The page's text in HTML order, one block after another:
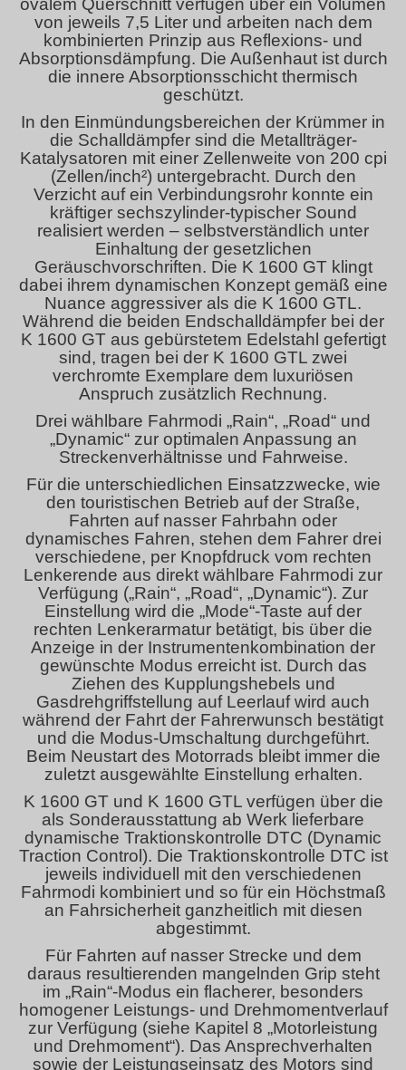
ovalem Querschnitt verfügen über ein Volumen
von jeweils 7,5 Liter und arbeiten nach dem
kombinierten Prinzip aus Reflexions- und
Absorptionsdämpfung. Die Außenhaut ist durch
die innere Absorptionsschicht thermisch
geschützt.
In den Einmündungsbereichen der Krümmer in
die Schalldämpfer sind die Metallträger-
Katalysatoren mit einer Zellenweite von 200 cpi
(Zellen/inch²) untergebracht. Durch den
Verzicht auf ein Verbindungsrohr konnte ein
kräftiger sechszylinder-typischer Sound
realisiert werden – selbstverständlich unter
Einhaltung der gesetzlichen
Geräuschvorschriften. Die K 1600 GT klingt
dabei ihrem dynamischen Konzept gemäß eine
Nuance aggressiver als die K 1600 GTL.
Während die beiden Endschalldämpfer bei der
K 1600 GT aus gebürstetem Edelstahl gefertigt
sind, tragen bei der K 1600 GTL zwei
verchromte Exemplare dem luxuriösen
Anspruch zusätzlich Rechnung.
Drei wählbare Fahrmodi „Rain“, „Road“ und
„Dynamic“ zur optimalen Anpassung an
Streckenverhältnisse und Fahrweise.
Für die unterschiedlichen Einsatzzwecke, wie
den touristischen Betrieb auf der Straße,
Fahrten auf nasser Fahrbahn oder
dynamisches Fahren, stehen dem Fahrer drei
verschiedene, per Knopfdruck vom rechten
Lenkerende aus direkt wählbare Fahrmodi zur
Verfügung („Rain“, „Road“, „Dynamic“). Zur
Einstellung wird die „Mode“-Taste auf der
rechten Lenkerarmatur betätigt, bis über die
Anzeige in der Instrumentenkombination der
gewünschte Modus erreicht ist. Durch das
Ziehen des Kupplungshebels und
Gasdrehgriffstellung auf Leerlauf wird auch
während der Fahrt der Fahrerwunsch bestätigt
und die Modus-Umschaltung durchgeführt.
Beim Neustart des Motorrads bleibt immer die
zuletzt ausgewählte Einstellung erhalten.
K 1600 GT und K 1600 GTL verfügen über die
als Sonderausstattung ab Werk lieferbare
dynamische Traktionskontrolle DTC (Dynamic
Traction Control). Die Traktionskontrolle DTC ist
jeweils individuell mit den verschiedenen
Fahrmodi kombiniert und so für ein Höchstmaß
an Fahrsicherheit ganzheitlich mit diesen
abgestimmt.
Für Fahrten auf nasser Strecke und dem
daraus resultierenden mangelnden Grip steht
im „Rain“-Modus ein flacherer, besonders
homogener Leistungs- und Drehmomentverlauf
zur Verfügung (siehe Kapitel 8 „Motorleistung
und Drehmoment“). Das Ansprechverhalten
sowie der Leistungseinsatz des Motors sind